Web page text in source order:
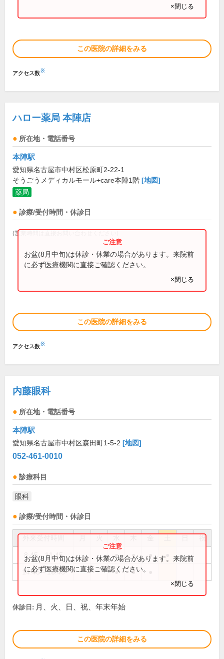
×閉じる
この医院の詳細をみる
アクセス数※
ハロー薬局 本陣店
所在地・電話番号
本陣駅
愛知県名古屋市中村区松原町2-22-1
そうごうメディカルモール+care本陣1階 [地図]
薬局
診療/受付時間・休診日
(営業時間は直接お問い合わせください)
お盆(8月中旬)は休診・休業の場合があります。来院前
に必ず医療機関に直接ご確認ください。
×閉じる
この医院の詳細をみる
アクセス数※
内藤眼科
所在地・電話番号
本陣駅
愛知県名古屋市中村区森田町1-5-2 [地図]
052-461-0010
診療科目
眼科
診療/受付時間・休診日
祝
8:45～11:45 ● ● ●
14:45～16:45 ● ●
お盆(8月中旬)は休診・休業の場合があります。来院前
に必ず医療機関に直接ご確認ください。
×閉じる
休診日: 月、火、日、祝、年末年始
この医院の詳細をみる